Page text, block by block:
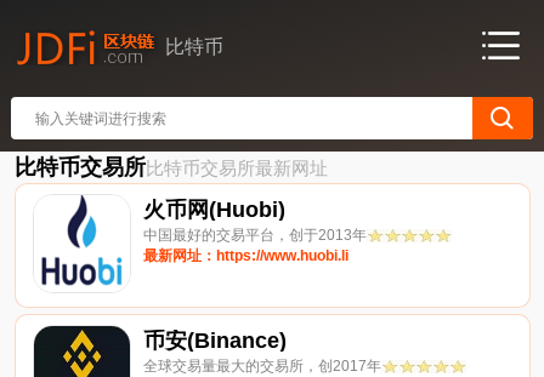
比特币
比特币交易所比特币交易所最新网址
火币网(Huobi)
中国最好的交易平台，创于2013年
最新网址：https://www.huobi.li
币安(Binance)
全球交易量最大的交易所，创2017年